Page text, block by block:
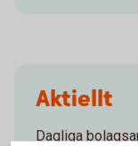
Aktiellt
Dagliga